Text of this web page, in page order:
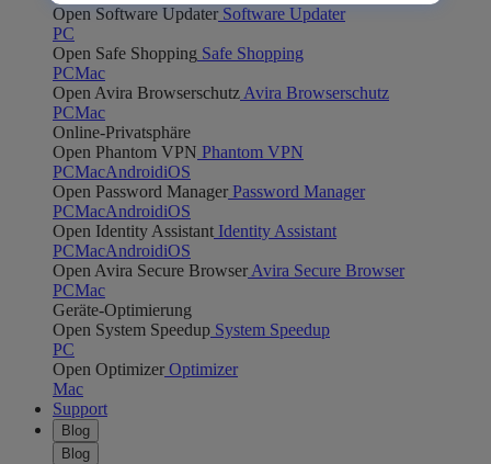
Open Software UpdaterSoftware Updater
PC
Open Safe Shopping Safe Shopping
PCMac
Open Avira Browserschutz Avira Browserschutz
PCMac
Online-Privatsphäre
Open Phantom VPN Phantom VPN
PCMacAndroidiOS
Open Password Manager Password Manager
PCMacAndroidiOS
Open Identity Assistant Identity Assistant
PCMacAndroidiOS
Open Avira Secure Browser Avira Secure Browser
PCMac
Geräte-Optimierung
Open System Speedup System Speedup
PC
Open Optimizer Optimizer
Mac
Support
Blog
Blog